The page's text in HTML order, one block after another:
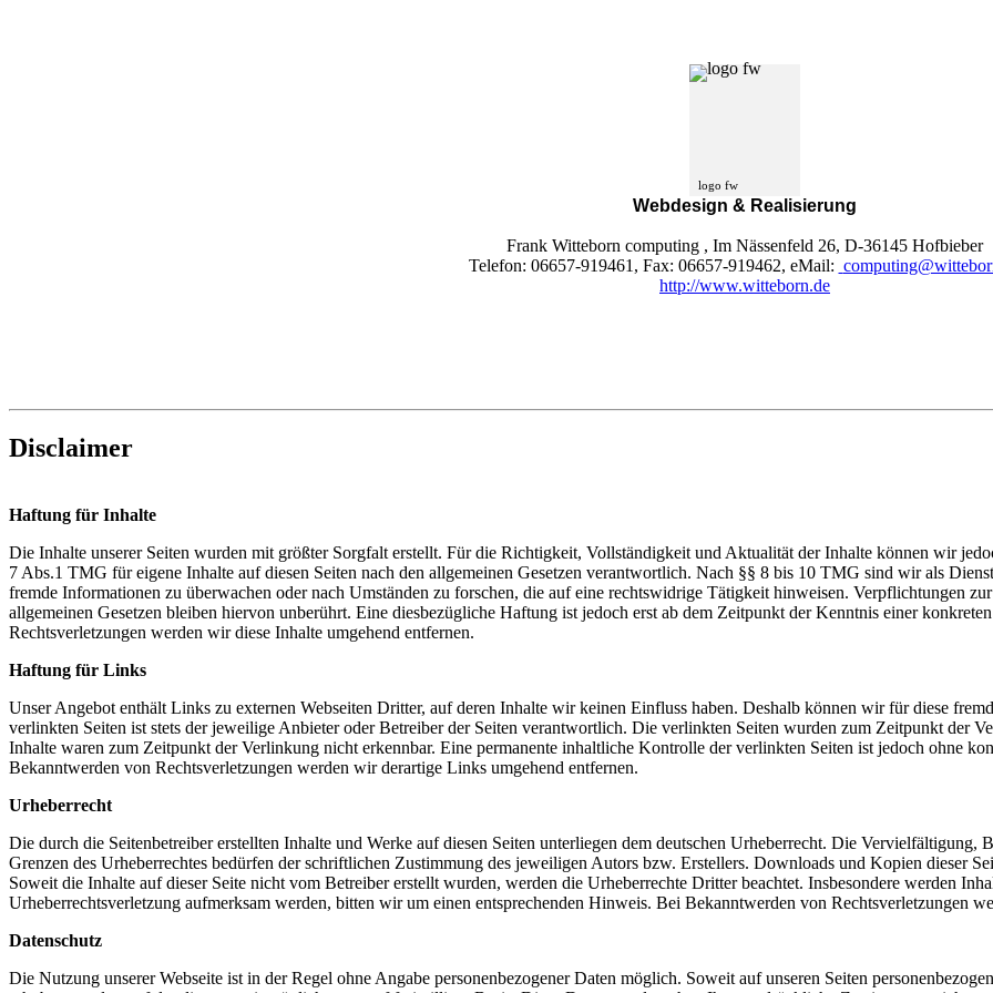
logo fw
Webdesign & Realisierung
Frank Witteborn computing , Im Nässenfeld 26, D-36145 Hofbieber
Telefon: 06657-919461, Fax: 06657-919462, eMail:
http://www.witteborn.de
Disclaimer
Haftung für Inhalte
Die Inhalte unserer Seiten wurden mit größter Sorgfalt erstellt. Für die Richtigkeit, Vollständigkeit und Aktualität der Inhalte können wir
7 Abs.1 TMG für eigene Inhalte auf diesen Seiten nach den allgemeinen Gesetzen verantwortlich. Nach §§ 8 bis 10 TMG sind wir als
fremde Informationen zu überwachen oder nach Umständen zu forschen, die auf eine rechtswidrige Tätigkeit hinweisen. Verpflichtungen
allgemeinen Gesetzen bleiben hiervon unberührt. Eine diesbezügliche Haftung ist jedoch erst ab dem Zeitpunkt der Kenntnis einer
Rechtsverletzungen werden wir diese Inhalte umgehend entfernen.
Haftung für Links
Unser Angebot enthält Links zu externen Webseiten Dritter, auf deren Inhalte wir keinen Einfluss haben. Deshalb können wir für diese
verlinkten Seiten ist stets der jeweilige Anbieter oder Betreiber der Seiten verantwortlich. Die verlinkten Seiten wurden zum Zeitpunkt der
Inhalte waren zum Zeitpunkt der Verlinkung nicht erkennbar. Eine permanente inhaltliche Kontrolle der verlinkten Seiten ist jedoch ohne
Bekanntwerden von Rechtsverletzungen werden wir derartige Links umgehend entfernen.
Urheberrecht
Die durch die Seitenbetreiber erstellten Inhalte und Werke auf diesen Seiten unterliegen dem deutschen Urheberrecht. Die
Grenzen des Urheberrechtes bedürfen der schriftlichen Zustimmung des jeweiligen Autors bzw. Erstellers. Downloads und Kopien dieser
Soweit die Inhalte auf dieser Seite nicht vom Betreiber erstellt wurden, werden die Urheberrechte Dritter beachtet. Insbesondere werden
Urheberrechtsverletzung aufmerksam werden, bitten wir um einen entsprechenden Hinweis. Bei Bekanntwerden von Rechtsverletzungen
Datenschutz
Die Nutzung unserer Webseite ist in der Regel ohne Angabe personenbezogener Daten möglich. Soweit auf unseren Seiten